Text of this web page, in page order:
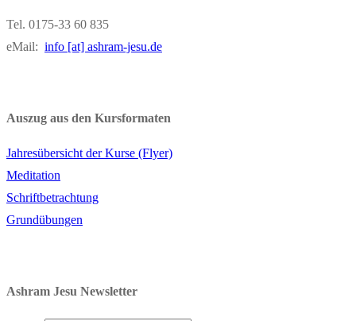
Tel. 0175-33 60 835
eMail: info [at] ashram-jesu.de
Auszug aus den Kursformaten
Jahresübersicht der Kurse (Flyer)
Meditation
Schriftbetrachtung
Grundübungen
Ashram Jesu Newsletter